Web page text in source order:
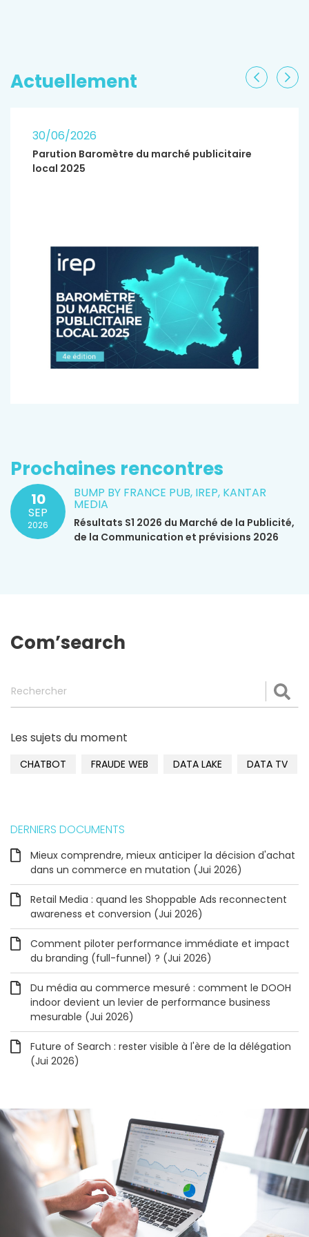
Actuellement
30/06/2026
Parution Baromètre du marché publicitaire
local 2025
Prochaines rencontres
10
SEP
2026
BUMP BY FRANCE PUB, IREP, KANTAR
MEDIA
Résultats S1 2026 du Marché de la Publicité,
de la Communication et prévisions 2026
Com’search
Les sujets du moment
CHATBOT FRAUDE WEB DATA LAKE DATA TV
DERNIERS DOCUMENTS
Mieux comprendre, mieux anticiper la décision d'achat
dans un commerce en mutation (Jui 2026)
Retail Media : quand les Shoppable Ads reconnectent
awareness et conversion (Jui 2026)
Comment piloter performance immédiate et impact
du branding (full-funnel) ? (Jui 2026)
Du média au commerce mesuré : comment le DOOH
indoor devient un levier de performance business
mesurable (Jui 2026)
Future of Search : rester visible à l'ère de la délégation
(Jui 2026)